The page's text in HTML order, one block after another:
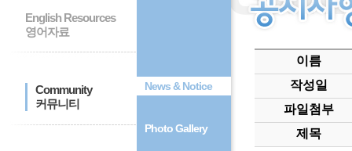
English Resources
영어자료
Community
커뮤니티
News & Notice
Photo Gallery
이름
작성일
파일첨부
제목